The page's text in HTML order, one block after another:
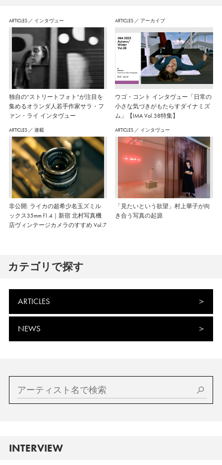
ARTICLES ／ インタヴュー
独自の“ストリートフォト”が注目を
集めるオランダ人若手作家サラ・フ
ァン・ライ インタヴュー
ARTICLES ／ アーカイブ
ウゴ・コント インタヴュー「日常の
小さな気づきがもたらすダイナミズ
ム」【IMA Vol.38特集】
ARTICLES ／ 連載
非公開: ライカの超希少名玉ズミル
ックス35mm f1.4｜新宿 北村写真機
店ヴィンテージカメラのすすめ Vol.7
ARTICLES ／ インタヴュー
「見たいという欲望」村上華子が向
き合う写真の起源
カテゴリで探す
ARTICLES
NEWS
INTERVIEW